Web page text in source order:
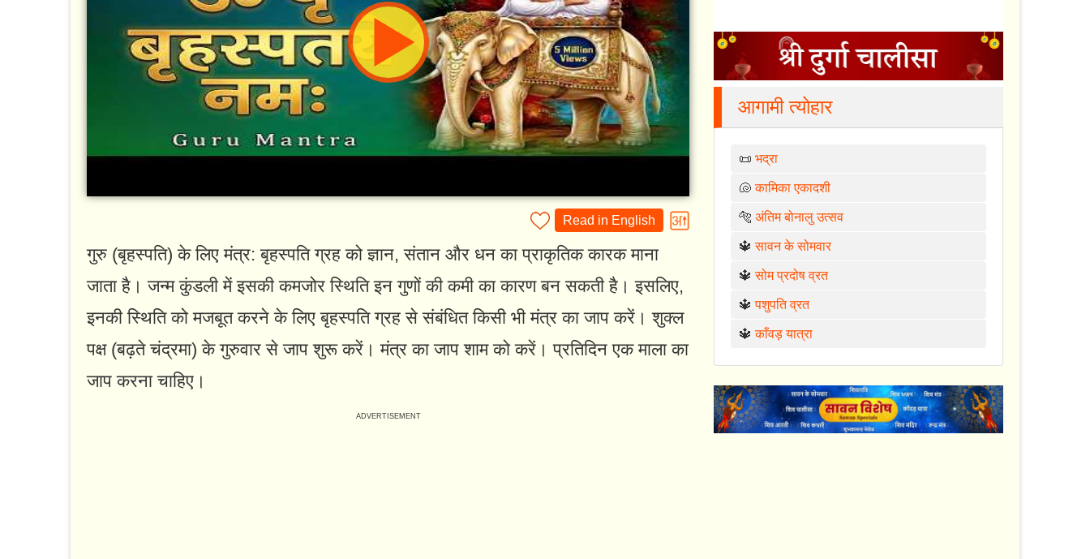
Read in English
गुरु (बृहस्पति) के लिए मंत्र: बृहस्पति ग्रह को ज्ञान, संतान और धन का प्राकृतिक कारक माना
जाता है। जन्म कुंडली में इसकी कमजोर स्थिति इन गुणों की कमी का कारण बन सकती है। इसलिए,
इनकी स्थिति को मजबूत करने के लिए बृहस्पति ग्रह से संबंधित किसी भी मंत्र का जाप करें। शुक्ल
पक्ष (बढ़ते चंद्रमा) के गुरुवार से जाप शुरू करें। मंत्र का जाप शाम को करें। प्रतिदिन एक माला का
जाप करना चाहिए।
आगामी त्योहार
📜भद्रा
🐚कामिका एकादशी
🐅अंतिम बोनालु उत्सव
🔱सावन के सोमवार
🔱सोम प्रदोष व्रत
🔱पशुपति व्रत
🔱काँवड़ यात्रा